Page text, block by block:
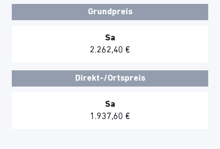
Grundpreis
Sa
2.262,40 €
Direkt-/Ortspreis
Sa
1.937,60 €